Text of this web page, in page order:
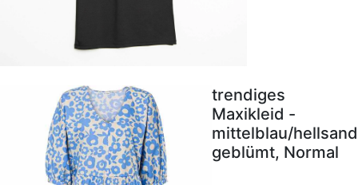
trendiges
Maxikleid -
mittelblau/hellsand
geblümt, Normal